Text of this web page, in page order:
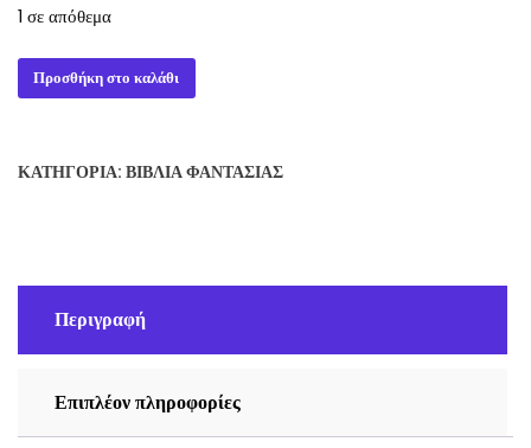
1 σε απόθεμα
Goblin
Nation
ποσότητα
Προσθήκη στο καλάθι
ΚΑΤΗΓΟΡΊΑ: ΒΙΒΛΊΑ ΦΑΝΤΑΣΊΑΣ
Περιγραφή
Επιπλέον πληροφορίες